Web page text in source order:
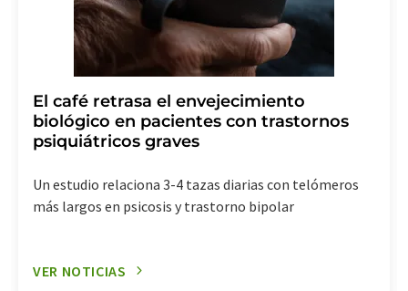
El café retrasa el envejecimiento
biológico en pacientes con trastornos
psiquiátricos graves
Un estudio relaciona 3-4 tazas diarias con telómeros
más largos en psicosis y trastorno bipolar
VER NOTICIAS